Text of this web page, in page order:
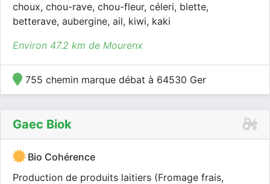
choux, chou-rave, chou-fleur, céleri, blette,
betterave, aubergine, ail, kiwi, kaki
Environ 47.2 km de Mourenx
755 chemin marque débat à 64530 Ger
Gaec Biok
Bio Cohérence
Production de produits laitiers (Fromage frais,